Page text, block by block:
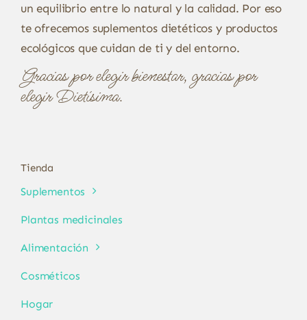
un equilibrio entre lo natural y la calidad. Por eso
te ofrecemos suplementos dietéticos y productos
ecológicos que cuidan de ti y del entorno.
Gracias por elegir bienestar, gracias por
elegir Dietísima.
Tienda
Suplementos
Plantas medicinales
Alimentación
Cosméticos
Hogar